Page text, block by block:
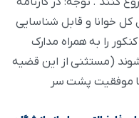
کل خوانا و قابل شناسایی
را به همراه مدارک
(مستثنی از این قضیه
موفقیت پشت سر